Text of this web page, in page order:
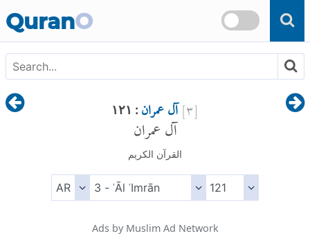
Skip to main content
QuranO
[٣]آل عمران : ١٢١
آل عمران
القرآن الكريم
Ads by Muslim Ad Network